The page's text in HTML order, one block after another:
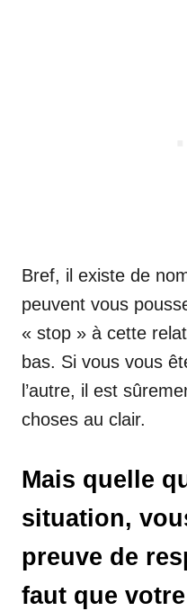
Bref, il existe de
peuvent vous
« stop » à cette
bas. Si vous vous
l’autre, il est
choses au clair.
Mais quelle
situation,
preuve de
faut que